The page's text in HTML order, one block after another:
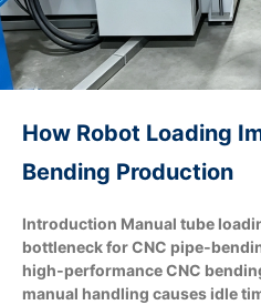
How Robot Loading
Bending Production
Introduction Manual tube
bottleneck for CNC
high‑performance CNC
manual handling causes idle